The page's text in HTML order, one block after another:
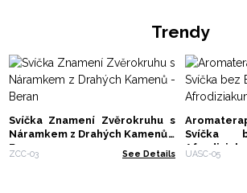
Trendy
Svíčka Znamení Zvěrokruhu s
Náramkem z Drahých Kamenů -
Beran
ZCC-03 See Details
Svíčka
UASC-05